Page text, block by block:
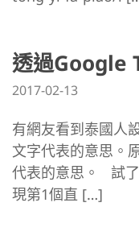
透過Google
2017-02-13
有網友看到泰國人
文字代表的意思。
代表的意思。 試
現第1個直 […]